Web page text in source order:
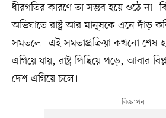
ধীরগতির কারণে তা সম্ভব হয়ে ওঠে না।
অভিঘাতে রাষ্ট্র আর মানুষকে এনে দাঁড়
সমতলে। এই সমতাপ্রক্রিয়া কখনো শেষ
এগিয়ে যায়, রাষ্ট্র পিছিয়ে পড়ে, আবার
দেশ এগিয়ে চলে।